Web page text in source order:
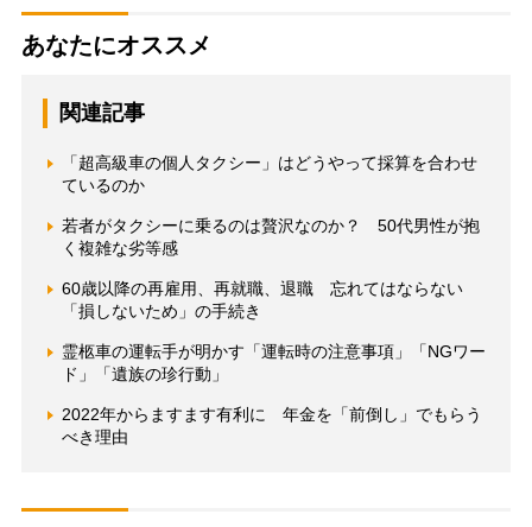
あなたにオススメ
関連記事
「超高級車の個人タクシー」はどうやって採算を合わせ
ているのか
若者がタクシーに乗るのは贅沢なのか？ 50代男性が抱
く複雑な劣等感
60歳以降の再雇用、再就職、退職 忘れてはならない
「損しないため」の手続き
霊柩車の運転手が明かす「運転時の注意事項」「NGワー
ド」「遺族の珍行動」
2022年からますます有利に 年金を「前倒し」でもらう
べき理由